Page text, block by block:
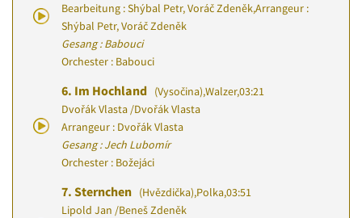
Bearbeitung : Shýbal Petr, Voráč Zdeněk,Arrangeur :
Shýbal Petr, Voráč Zdeněk
Gesang : Babouci
Orchester : Babouci
6. Im Hochland (Vysočina),Walzer,03:21
Dvořák Vlasta /Dvořák Vlasta
Arrangeur : Dvořák Vlasta
Gesang : Jech Lubomír
Orchester : Božejáci
7. Sternchen (Hvězdička),Polka,03:51
Lipold Jan /Beneš Zdeněk